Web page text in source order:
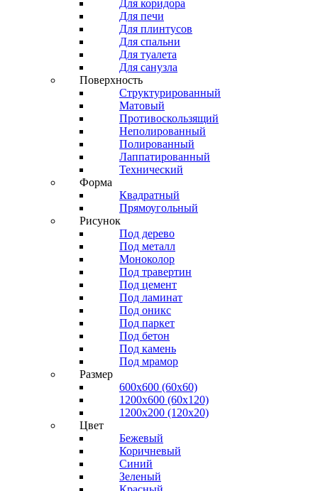
Для коридора
Для печи
Для плинтусов
Для спальни
Для туалета
Для санузла
Поверхность
Структурированный
Матовый
Противоскользящий
Неполированный
Полированный
Лаппатированный
Технический
Форма
Квадратный
Прямоугольный
Рисунок
Под дерево
Под металл
Моноколор
Под травертин
Под цемент
Под ламинат
Под оникс
Под паркет
Под бетон
Под камень
Под мрамор
Размер
600х600 (60х60)
1200х600 (60х120)
1200х200 (120x20)
Цвет
Бежевый
Коричневый
Синий
Зеленый